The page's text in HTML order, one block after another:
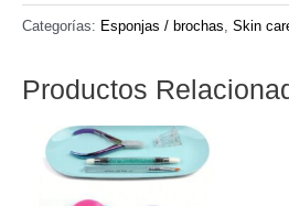
Categorías: Esponjas / brochas Skin
Productos